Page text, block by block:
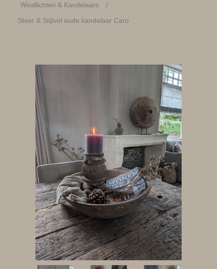
Windlichten & Kandelaars
/
Stoer & Stijlvol oude kandelaar Caro